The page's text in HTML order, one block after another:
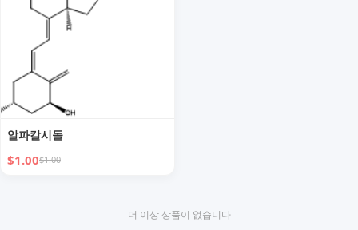
알파칼시돌
$1.00$1.00
더 이상 상품이 없습니다